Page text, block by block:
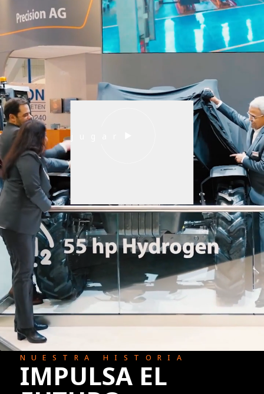
jugar
NUESTRA HISTORIA
IMPULSA EL